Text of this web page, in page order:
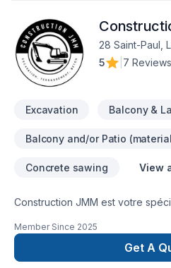
28 Saint-Paul,
5
7 Reviews
Excavation Balcony &
Balcony and/or Patio
Concrete sawing View
Construction JMM est votre
plusieurs années d’expérience
projets de construction de tous
solutions complètes, fiables et
Member Since 2025
Get A